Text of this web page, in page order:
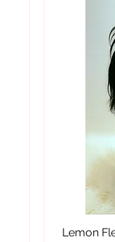
Lemon